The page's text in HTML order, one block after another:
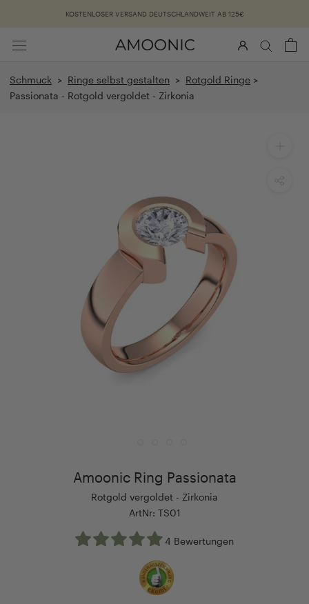
KOSTENLOSER VERSAND DEUTSCHLANDWEIT AB 125€
Schmuck > Ringe selbst gestalten > Rotgold Ringe >
Passionata - Rotgold vergoldet - Zirkonia
Amoonic Ring Passionata
Rotgold vergoldet - Zirkonia
ArtNr: TS01
4 Bewertungen